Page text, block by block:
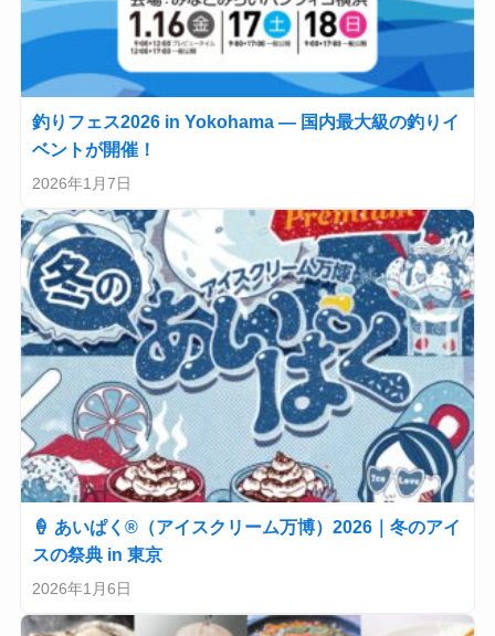
釣りフェス2026 in Yokohama — 国内最大級の釣りイ
ベントが開催！
2026年1月7日
🍦 あいぱく®（アイスクリーム万博）2026｜冬のアイ
スの祭典 in 東京
2026年1月6日